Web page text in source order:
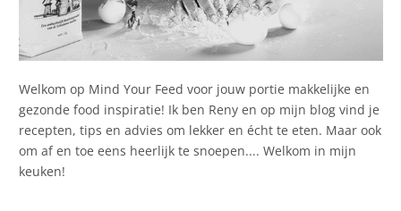
Welkom op Mind Your Feed voor jouw portie makkelijke en
gezonde food inspiratie! Ik ben Reny en op mijn blog vind je
recepten, tips en advies om lekker en écht te eten. Maar ook
om af en toe eens heerlijk te snoepen.... Welkom in mijn
keuken!